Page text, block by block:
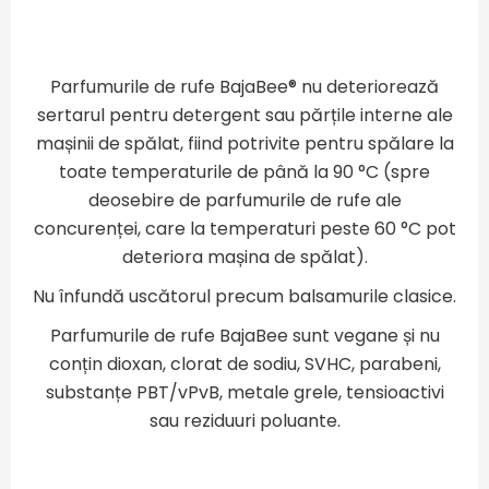
Parfumurile de rufe BajaBee® nu deteriorează
sertarul pentru detergent sau părțile interne ale
mașinii de spălat, fiind potrivite pentru spălare la
toate temperaturile de până la 90 °C (spre
deosebire de parfumurile de rufe ale
concurenței, care la temperaturi peste 60 °C pot
deteriora mașina de spălat).
Nu înfundă uscătorul precum balsamurile clasice.
Parfumurile de rufe BajaBee sunt vegane și nu
conțin dioxan, clorat de sodiu, SVHC, parabeni,
substanțe PBT/vPvB, metale grele, tensioactivi
sau reziduuri poluante.